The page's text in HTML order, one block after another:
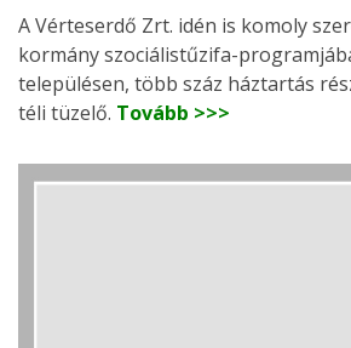
A Vérteserdő Zrt. idén is komoly
kormány szociálistűzifa-
településen, több száz háztartás
téli tüzelő. Tovább >>>